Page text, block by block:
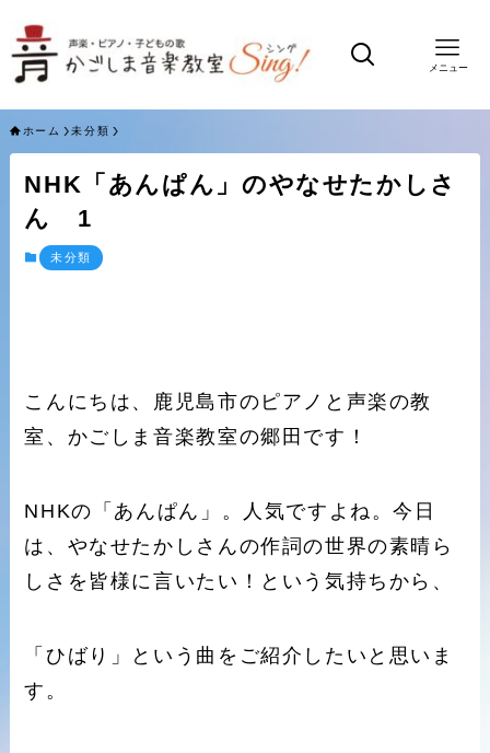
メニュー
ホーム 未分類
NHK「あんぱん」のやなせたかしさ
ん 1
未分類
こんにちは、鹿児島市のピアノと声楽の教
室、かごしま音楽教室の郷田です！
NHKの「あんぱん」。人気ですよね。今日
は、やなせたかしさんの作詞の世界の素晴ら
しさを皆様に言いたい！という気持ちから、
「ひばり」という曲をご紹介したいと思いま
す。